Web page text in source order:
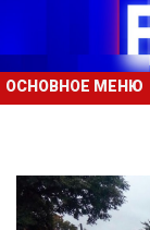
ОСНОВНОЕ МЕНЮ